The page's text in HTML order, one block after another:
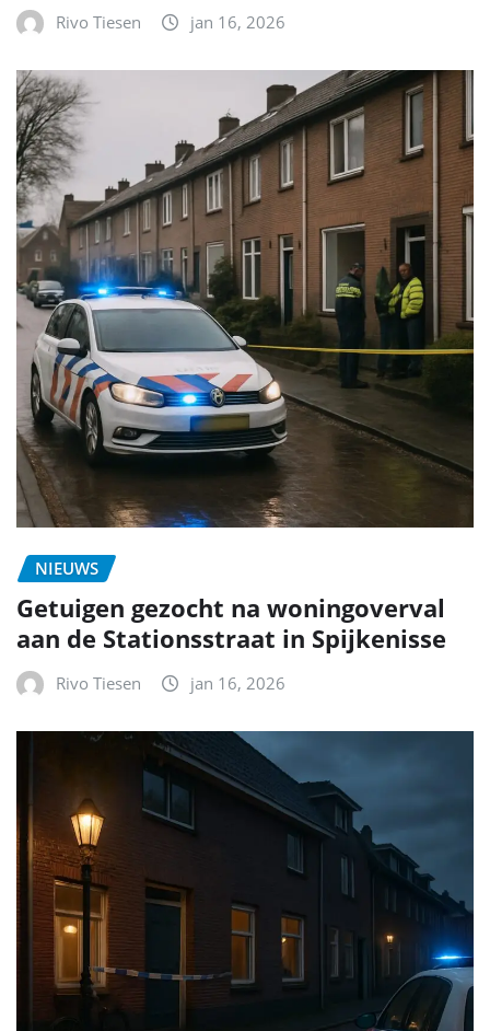
Rivo Tiesen jan 16, 2026
NIEUWS
Getuigen gezocht na woningoverval
aan de Stationsstraat in Spijkenisse
Rivo Tiesen jan 16, 2026